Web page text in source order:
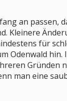
an passen,
Kleinere
für
Odenwald hin.
Gründen
man eine